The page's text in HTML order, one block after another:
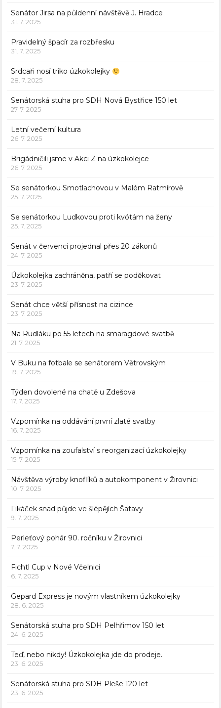
Senátor Jirsa na půldenní návštěvě J. Hradce
31. 7. 2025
Pravidelný špacír za rozbřesku
31. 7. 2025
Srdcaři nosí triko úzkokolejky
28. 7. 2025
Senátorská stuha pro SDH Nová Bystřice 150 let
27. 7. 2025
Letní večerní kultura
26. 7. 2025
Brigádničili jsme v Akci Z na úzkokolejce
26. 7. 2025
Se senátorkou Smotlachovou v Malém Ratmírově
25. 7. 2025
Se senátorkou Ludkovou proti kvótám na ženy
25. 7. 2025
Senát v červenci projednal přes 20 zákonů
24. 7. 2025
Úzkokolejka zachráněna, patří se poděkovat
23. 7. 2025
Senát chce větší přísnost na cizince
23. 7. 2025
Na Rudláku po 55 letech na smaragdové svatbě
21. 7. 2025
V Buku na fotbale se senátorem Větrovským
19. 7. 2025
Týden dovolené na chatě u Zdešova
17. 7. 2025
Vzpomínka na oddávání první zlaté svatby
16. 7. 2025
Vzpomínka na zoufalství s reorganizací úzkokolejky
15. 7. 2025
Návštěva výroby knoflíků a autokomponent v Žirovnici
10. 7. 2025
Fikáček snad půjde ve šlépějích Šatavy
9. 7. 2025
Perleťový pohár 90. ročníku v Žirovnici
7. 7. 2025
Fichtl Cup v Nové Včelnici
6. 7. 2025
Gepard Express je novým vlastníkem úzkokolejky
28. 6. 2025
Senátorská stuha pro SDH Pelhřimov 150 let
24. 6. 2025
Teď, nebo nikdy! Úzkokolejka jde do prodeje.
23. 6. 2025
Senátorská stuha pro SDH Pleše 120 let
23. 6. 2025